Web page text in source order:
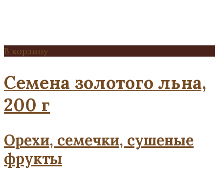
В корзину
Семена золотого льна,
200 г
Орехи, семечки, сушеные
фрукты